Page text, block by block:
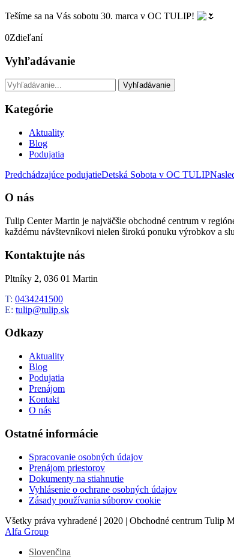
Tešíme sa na Vás sobotu 30. marca v OC TULIP!
0Zdieľaní
Vyhľadávanie
Kategórie
Aktuality
Blog
Podujatia
Predchádzajúce podujatieDetská Sobota v OC TULIP
O nás
Tulip Center Martin je najväčšie obchodné centrum v
každému návštevníkovi nielen širokú ponuku výrobkov a
Kontaktujte nás
Pltníky 2, 036 01 Martin
T: 0434241500
E: tulip@tulip.sk
Odkazy
Aktuality
Blog
Podujatia
Prenájom
Kontakt
O nás
Ostatné informácie
Spracovanie osobných údajov
Prenájom priestorov
Dokumenty na stiahnutie
Vyhlásenie o ochrane osobných údajov
Zásady používania súborov cookie
Všetky práva vyhradené | 2020 | Obchodné centrum Tulip
Alfa Group
Slovenčina